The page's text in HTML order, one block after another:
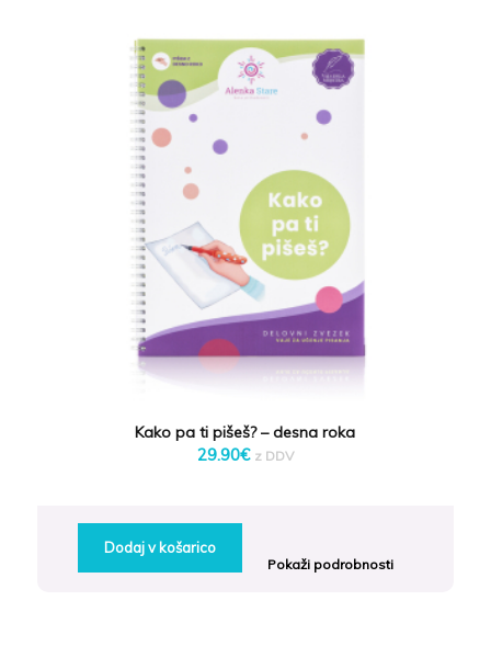
Kako pa ti pišeš? – desna roka
29.90€ z DDV
Dodaj v košarico
Pokaži podrobnosti